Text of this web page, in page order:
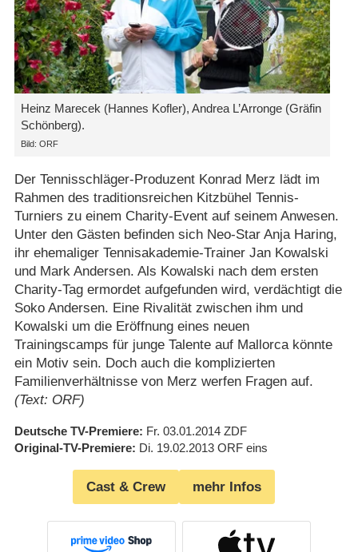
Heinz Marecek (Hannes Kofler), Andrea L’Arronge (Gräfin
Schönberg).
Bild: ORF
Der Tennisschläger-Produzent Konrad Merz lädt im
Rahmen des traditionsreichen Kitzbühel Tennis-
Turniers zu einem Charity-Event auf seinem Anwesen.
Unter den Gästen befinden sich Neo-Star Anja Haring,
ihr ehemaliger Tennisakademie-Trainer Jan Kowalski
und Mark Andersen. Als Kowalski nach dem ersten
Charity-Tag ermordet aufgefunden wird, verdächtigt die
Soko Andersen. Eine Rivalität zwischen ihm und
Kowalski um die Eröffnung eines neuen
Trainingscamps für junge Talente auf Mallorca könnte
ein Motiv sein. Doch auch die komplizierten
Familienverhältnisse von Merz werfen Fragen auf.
(Text: ORF)
Deutsche TV-Premiere Fr. 03.01.2014 ZDF
Original-TV-Premiere Di. 19.02.2013 ORF eins
Cast & Crew mehr Infos